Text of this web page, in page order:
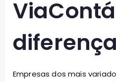
diferença
Empresas dos mais